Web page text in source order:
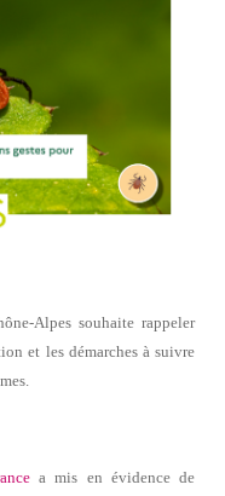
Alpes souhaite rappeler
et les démarches à suivre
a mis en évidence de